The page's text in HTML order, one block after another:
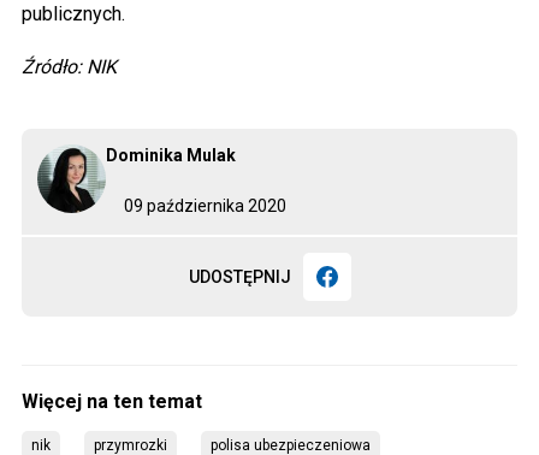
09 października 2020
Dominika Mulak
UDOSTĘPNIJ
publicznych.
Źródło: NIK
nik przymrozki polisa ubezpieczeniowa